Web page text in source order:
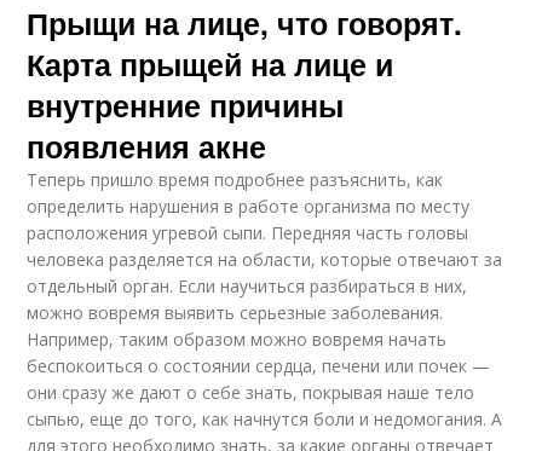
Прыщи на лице, что говорят.
Карта прыщей на лице и
внутренние причины
появления акне
Теперь пришло время подробнее разъяснить, как
определить нарушения в работе организма по месту
расположения угревой сыпи. Передняя часть головы
человека разделяется на области, которые отвечают за
отдельный орган. Если научиться разбираться в них,
можно вовремя выявить серьезные заболевания.
Например, таким образом можно вовремя начать
беспокоиться о состоянии сердца, печени или почек —
они сразу же дают о себе знать, покрывая наше тело
сыпью, еще до того, как начнутся боли и недомогания. А
для этого необходимо знать, за какие органы отвечает